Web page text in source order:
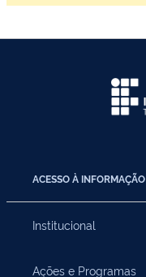
ACESSO À INFORMAÇÃO
Institucional
Ações e Programas